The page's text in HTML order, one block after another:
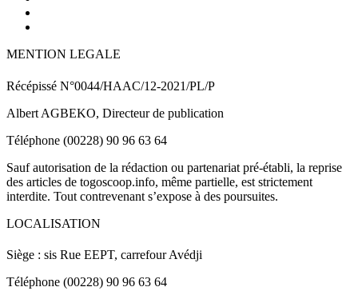
MENTION LEGALE
Récépissé N°0044/HAAC/12-2021/PL/P
Albert AGBEKO, Directeur de publication
Téléphone (00228) 90 96 63 64
Sauf autorisation de la rédaction ou partenariat pré-établi, la reprise
des articles de togoscoop.info, même partielle, est strictement
interdite. Tout contrevenant s’expose à des poursuites.
LOCALISATION
Siège : sis Rue EEPT, carrefour Avédji
Téléphone (00228) 90 96 63 64